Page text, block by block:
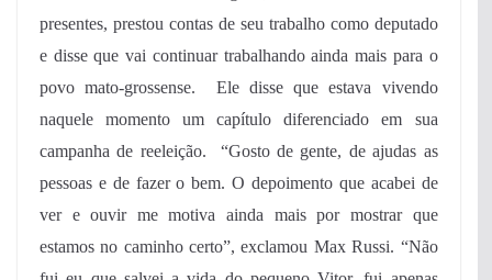
presentes, prestou contas de seu trabalho como deputado
e disse que vai continuar trabalhando ainda mais para o
povo mato-grossense. Ele disse que estava vivendo
naquele momento um capítulo diferenciado em sua
campanha de reeleição. “Gosto de gente, de ajudas as
pessoas e de fazer o bem. O depoimento que acabei de
ver e ouvir me motiva ainda mais por mostrar que
estamos no caminho certo”, exclamou Max Russi. “Não